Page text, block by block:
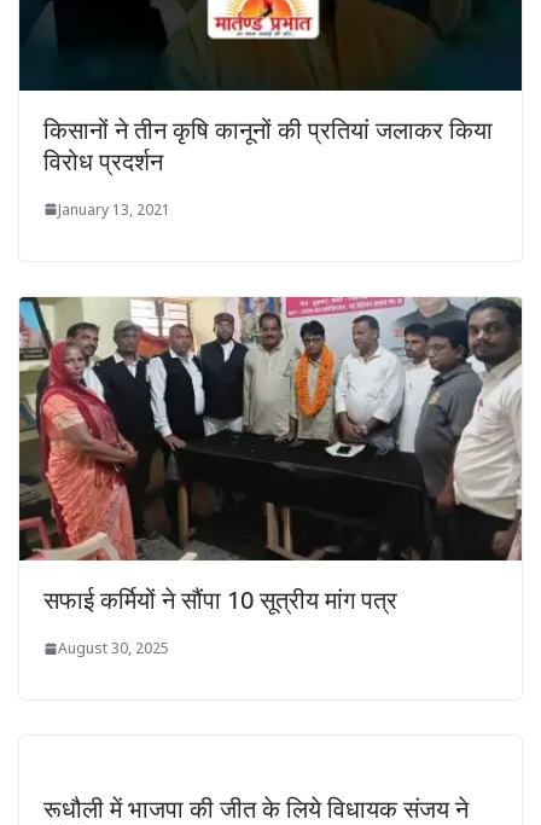
किसानों ने तीन कृषि कानूनों की प्रतियां जलाकर किया
विरोध प्रदर्शन
January 13, 2021
सफाई कर्मियों ने सौंपा 10 सूत्रीय मांग पत्र
August 30, 2025
रूधौली में भाजपा की जीत के लिये विधायक संजय ने